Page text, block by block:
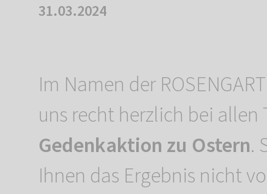
31.03.2024
Im Namen der
uns recht herzlich bei
Gedenkaktion zu Ostern.
Ihnen das Ergebnis nicht